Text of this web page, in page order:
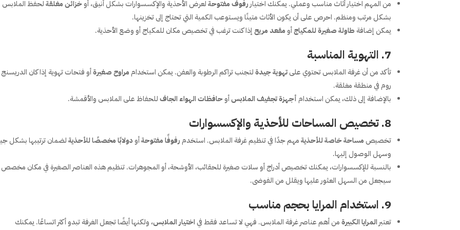
من المهم اختيار أثاث مناسب وعملي. يمكنك اختياررفوف مفتوحةلعرض الأحذية والإكسسوارات بشكل أنيق، أوخزائن مغلقةلحفظ الملابس
بشكل مرتب ومنظم. احرص على أن يكون الأثاث متينًا ويستوعب الكمية التي تحتاج إلى تخزينها.
يمكن إضافة طاولة صغيرة للمكياجأو مقعد مريحإذا كنت ترغب في تخصيص مكان للمكياج أو وضع الأحذية.
7. التهوية المناسبة
تأكد من أن غرفة الملابس تحتوي علىتهوية جيدةلتجنب تراكم الرطوبة والعفن. يمكن استخداممراوح صغيرةأو فتحات تهوية إذا كان الدريسنج
روم في منطقة مغلقة.
بالإضافة إلى ذلك، يمكن استخدامأجهزة تجفيف الملابسأوحافظات الهواء الجافللحفاظ على الملابس والأقمشة.
8. تخصيص المساحات للأحذية والإكسسوارات
تخصيص مساحة خاصة للأحذيةمهم جدًا في تنظيم غرفة الملابس. استخدمرفوفًا مفتوحةأو دولابًا مخصصًا للأحذيةلضمان ترتيبها بشكل
وسهل الوصول إليها.
بالنسبة للإكسسوارات، يمكنك تخصيص أدراج أو سلات صغيرة للحقائب، الأوشحة، أو المجوهرات. تنظيم هذه العناصر الصغيرة في مكان مخصص
سيجعل من السهل العثور عليها ويقلل من الفوضى.
9. استخدام المرايا بحجم مناسب
تعتبرالمرايا الكبيرةمن أهم عناصر غرفة الملابس. فهي لا تساعد فقط في اختيار الملابس، ولكنها أيضًا تجعل الغرفة تبدو أكثر اتساعًا. يمكنك